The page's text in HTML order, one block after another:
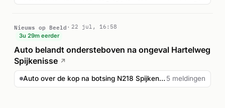
Nieuws op Beeld
22 jul, 16:58
3u 29m eerder
Auto belandt ondersteboven na ongeval Hartelweg
Spijkenisse ↗
Auto over de kop na botsing N218 Spijkenisse 5 meldingen